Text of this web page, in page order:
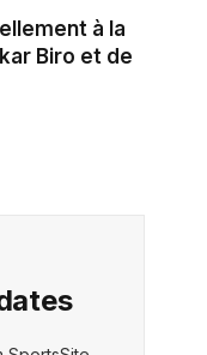
à la
Biro et de